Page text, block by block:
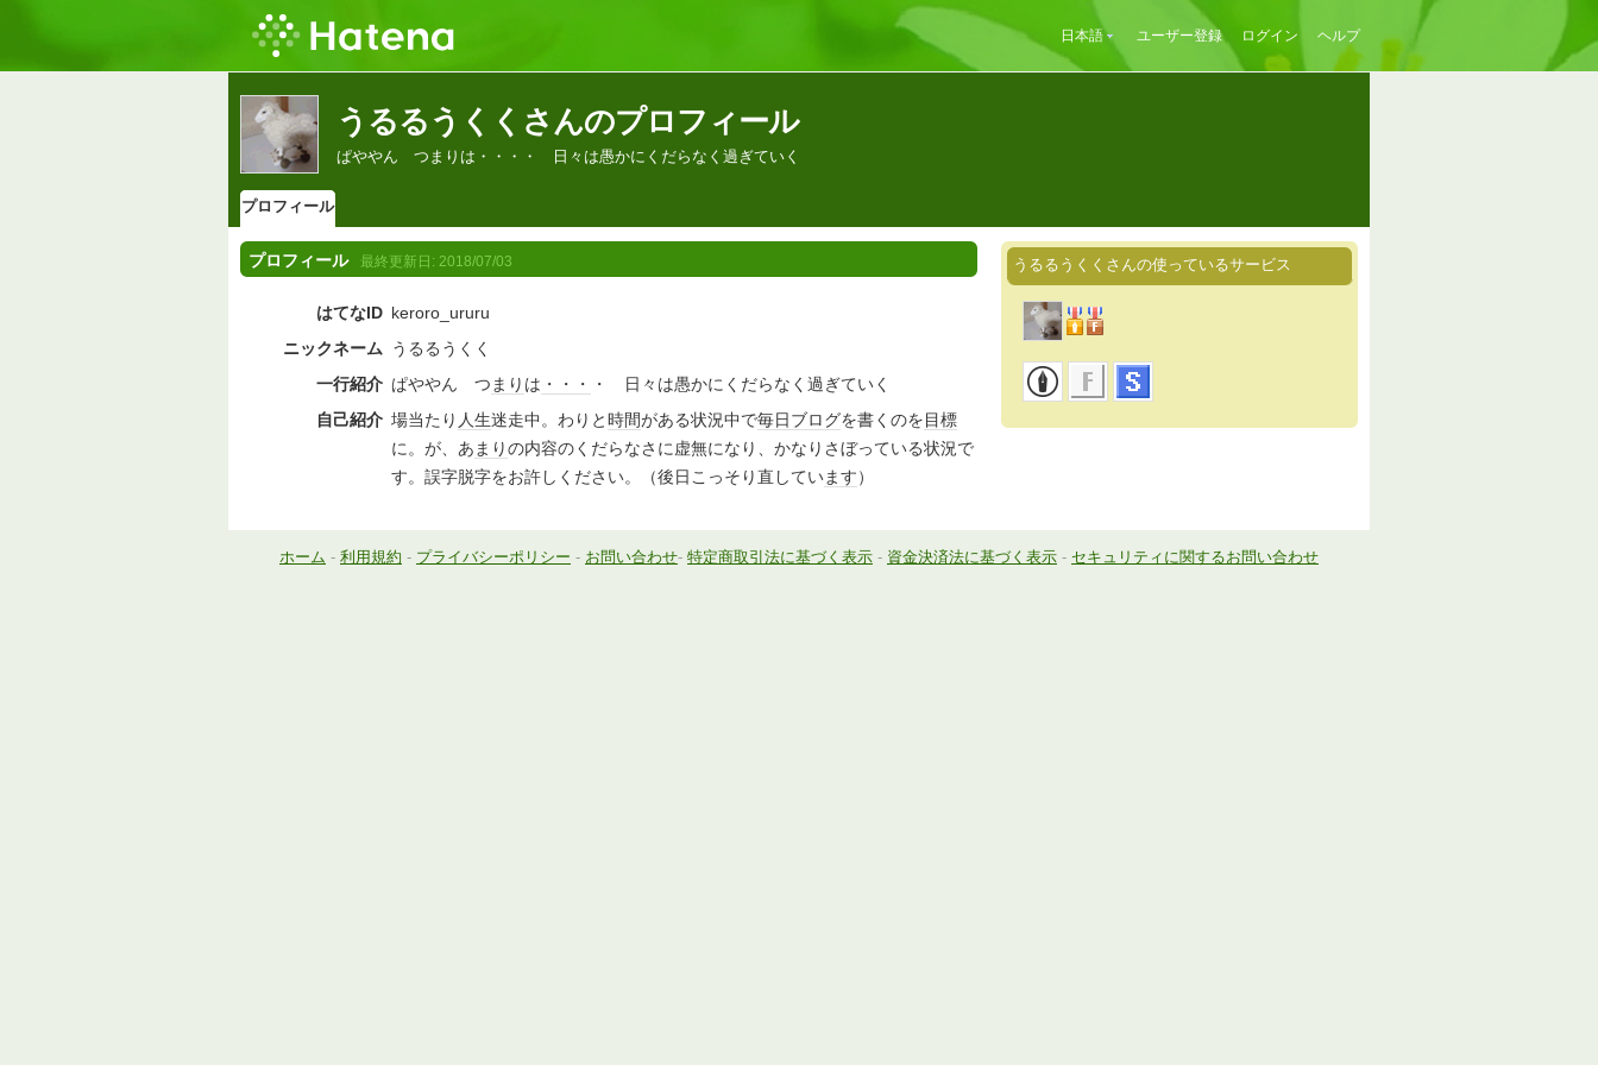
日本語 ユーザー登録 ログイン ヘルプ
うるるうくくさんのプロフィール
ぱややん つまりは・・・・ 日々は愚かにくだらなく過ぎていく
プロフィール
プロフィール 最終更新日: 2018/07/03
はてなID keroro_ururu
ニックネーム うるるうくく
一行紹介 ぱややん つまり は ・・・
・ 日々は愚かにくだらなく過ぎていく
自己紹介 場当たり 人生迷走中。わりと時間がある状況中で毎日ブログを書くのを目標
に。が、あまりの内容のくだらなさに虚無になり、かなりさぼっている状況で
す。誤字脱字をお許しください。（後日こっそり直しています）
うるるうくくさんの使っているサービス
ホーム - 利用規約 - プライバシーポリシー - お問い合わせ- 特定商取引法に基づく表示 - 資金決済法に基づく表示 - セキュリティに関するお問い合わせ